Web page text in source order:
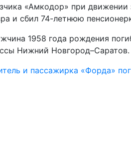
«Амкодор» при
и сбил 74-летнюю
1958 года рождения
Нижний Новгород–Саратов.
и пассажирка «Форда»